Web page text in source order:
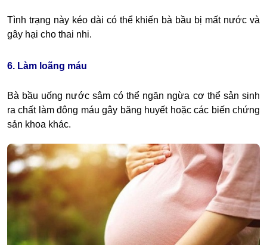
Tình trạng này kéo dài có thể khiến bà bầu bị mất nước và
gây hại cho thai nhi.
6. Làm loãng máu
Bà bầu uống nước sâm có thể ngăn ngừa cơ thể sản sinh
ra chất làm đông máu gây băng huyết hoặc các biến chứng
sản khoa khác.